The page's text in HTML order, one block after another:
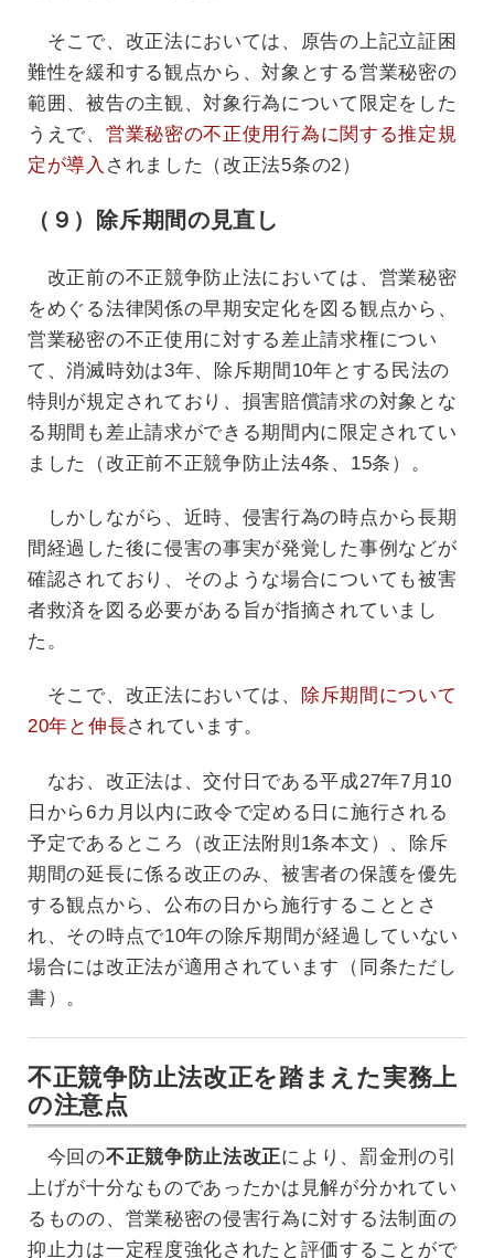
そこで、改正法においては、原告の上記立証困
難性を緩和する観点から、対象とする営業秘密の
範囲、被告の主観、対象行為について限定をした
うえで、 営業秘密の不正使用行為に関する推定規
定が導入 されました（改正法5条の2）
（９）除斥期間の見直し
改正前の不正競争防止法においては、営業秘密
をめぐる法律関係の早期安定化を図る観点から、
営業秘密の不正使用に対する差止請求権につい
て、消滅時効は3年、除斥期間10年とする民法の
特則が規定されており、損害賠償請求の対象とな
る期間も差止請求ができる期間内に限定されてい
ました（改正前不正競争防止法4条、15条）。
しかしながら、近時、侵害行為の時点から長期
間経過した後に侵害の事実が発覚した事例などが
確認されており、そのような場合についても被害
者救済を図る必要がある旨が指摘されていまし
た。
そこで、改正法においては、
除斥期間について
20年と伸長されています。
なお、改正法は、交付日である平成27年7月10
日から6カ月以内に政令で定める日に施行される
予定であるところ（改正法附則1条本文）、除斥
期間の延長に係る改正のみ、被害者の保護を優先
する観点から、公布の日から施行することとさ
れ、その時点で10年の除斥期間が経過していない
場合には改正法が適用されています（同条ただし
書）。
不正競争防止法改正を踏まえた実務上
の注意点
今回の不正競争防止法改正により、罰金刑の引
上げが十分なものであったかは見解が分かれてい
るものの、営業秘密の侵害行為に対する法制面の
抑止力は一定程度強化されたと評価することがで